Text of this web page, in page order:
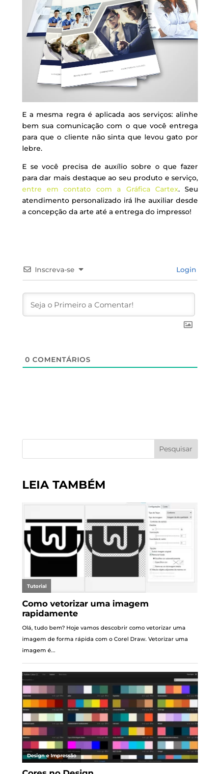
E a mesma regra é aplicada aos serviços: alinhe
bem sua comunicação com o que você entrega
para que o cliente não sinta que levou gato por
lebre.
E se você precisa de auxílio sobre o que fazer
para dar mais destaque ao seu produto e serviço,
entre em contato com a Gráfica Cartex. Seu
atendimento personalizado irá lhe auxiliar desde
a concepção da arte até a entrega do impresso!
Inscreva-se Login
0 COMENTÁRIOS
Pesquisar
LEIA TAMBÉM